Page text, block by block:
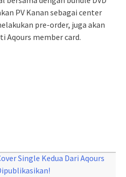
PV Kanan sebagai center
pre-order, juga akan
Aqours member card.
Single Kedua Dari Aqours